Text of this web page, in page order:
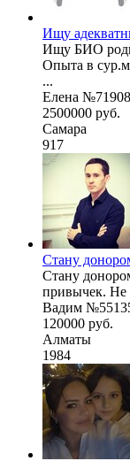
Ищу
Ищу БИО
Опыта в
...
Елена №71908
2500000 руб.
Самара
917
Стану
Стану
привычек. Не
Вадим
120000 руб.
Алматы
1984